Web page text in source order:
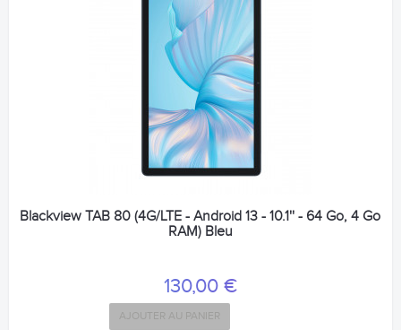
Blackview TAB 80 (4G/LTE - Android 13 - 10.1'' - 64 Go, 4 Go
RAM) Bleu
130,00 €
AJOUTER AU PANIER